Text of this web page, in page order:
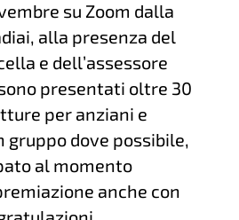
su Zoom dalla
alla presenza del
e dell’assessore
presentati oltre 30
per anziani e
gruppo dove possibile,
al momento
anche con